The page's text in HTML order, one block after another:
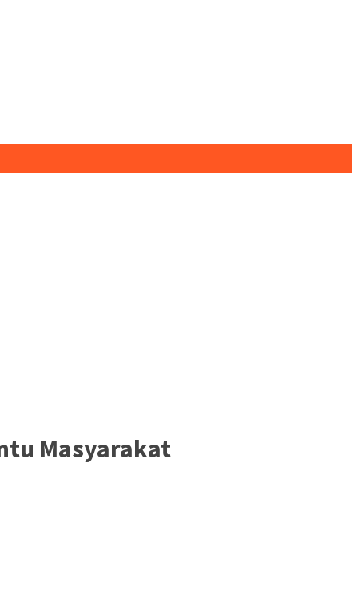
Masyarakat